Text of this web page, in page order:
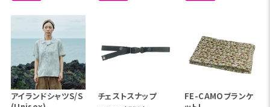
アイランドシャツS/S
チェストスナップ
FE-CAMOブランケ